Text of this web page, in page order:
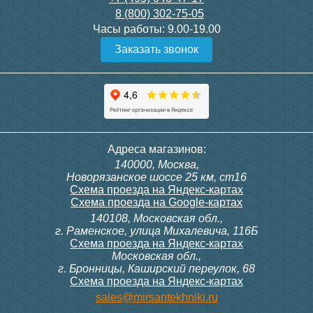
Конвектор ITT.080.200.1300
с решеткой GRILL.SGW-20-
Конвектор ITT.080.200.1000
с решеткой GRILL.SGW-20-
Конвектор ITT.080.200.1000
с решеткой GRILL.SGW-20-
Конвектор ITT.080.200.900 с
решеткой GRILL.SGA-20-
Подробнее Подробнее
3 950
11, 230В (механ.)
6 000
8 (800) 302-75-05
Часы работы: 9.00-19.00
Заказать звонок
Адреса магазинов:
140000, Москва,
Новорязанское шоссе 25 км, ст16
Схема проезда на Яндекс-картах
Схема проезда на Google-картах
140108, Московская обл.,
г. Раменское, улица Михалевича, 116Б
Схема проезда на Яндекс-картах
Московская обл.,
г. Бронницы, Каширский переулок, 68
Схема проезда на Яндекс-картах
sales@mirsantekhniki.ru